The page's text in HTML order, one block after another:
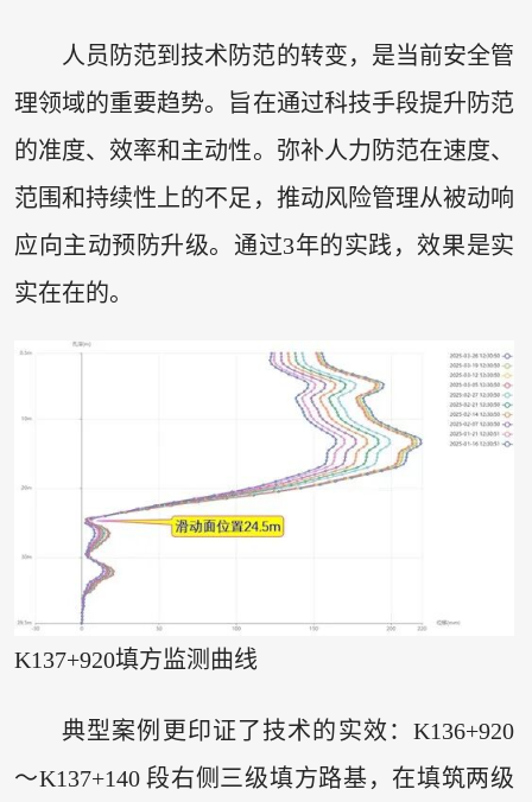
人员防范到技术防范的转变，是当前安全管
理领域的重要趋势。旨在通过科技手段提升防范
的准度、效率和主动性。弥补人力防范在速度、
范围和持续性上的不足，推动风险管理从被动响
应向主动预防升级。通过3年的实践，效果是实
实在在的。
K137+920填方监测曲线
典型案例更印证了技术的实效：K136+920
～K137+140 段右侧三级填方路基，在填筑两级